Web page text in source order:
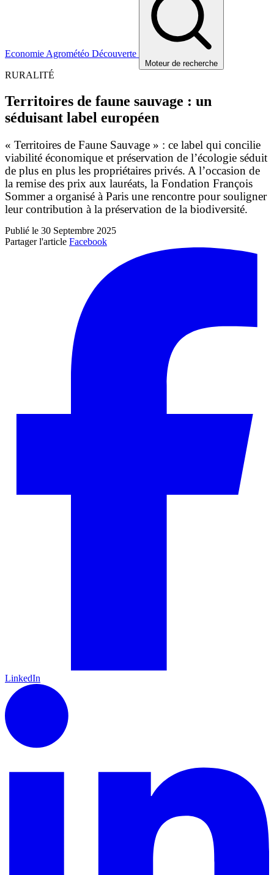
Economie Agrométéo Découverte
Moteur de recherche
RURALITÉ
Territoires de faune sauvage : un
séduisant label européen
« Territoires de Faune Sauvage » : ce label qui concilie
viabilité économique et préservation de l’écologie séduit
de plus en plus les propriétaires privés. A l’occasion de
la remise des prix aux lauréats, la Fondation François
Sommer a organisé à Paris une rencontre pour souligner
leur contribution à la préservation de la biodiversité.
Publié le 30 Septembre 2025
Partager l'article Facebook
LinkedIn